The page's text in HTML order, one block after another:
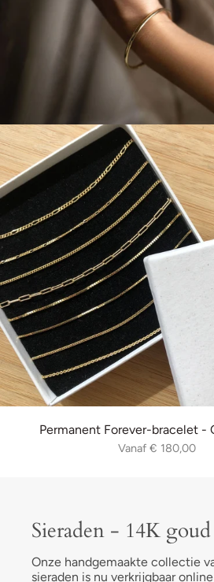
Permanent Forever-bracelet -
Vanaf€ 180,00
Sieraden - 14K goud
Onze handgemaakte collectie
sieraden is nu verkrijgbaar